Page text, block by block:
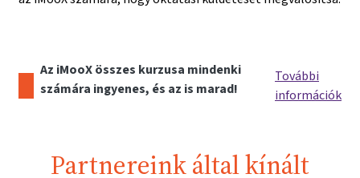
Az iMooX összes kurzusa mindenki
számára ingyenes, és az is marad!
További
információk
Partnereink által kínált